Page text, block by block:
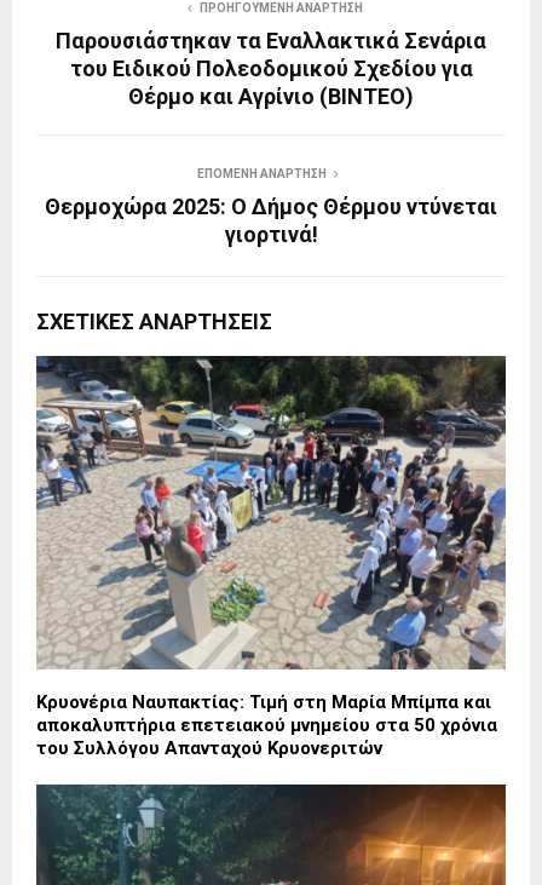
ΠΡΟΗΓΟΎΜΕΝΗ ΑΝΆΡΤΗΣΗ
Παρουσιάστηκαν τα Εναλλακτικά Σενάρια
του Ειδικού Πολεοδομικού Σχεδίου για
Θέρμο και Αγρίνιο (ΒΙΝΤΕΟ)
ΕΠΌΜΕΝΗ ΑΝΆΡΤΗΣΗ
Θερμoχώρα 2025: Ο Δήμος Θέρμου ντύνεται
γιορτινά!
ΣΧΕΤΙΚΈΣ ΑΝΑΡΤΉΣΕΙΣ
Κρυονέρια Ναυπακτίας: Τιμή στη Μαρία Μπίμπα και
αποκαλυπτήρια επετειακού μνημείου στα 50 χρόνια
του Συλλόγου Απανταχού Κρυονεριτών